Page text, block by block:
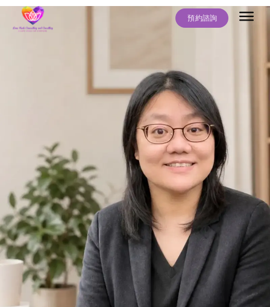
預約諮詢